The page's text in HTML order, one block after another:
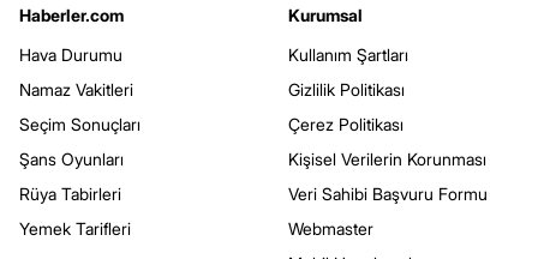
Haberler.com
Hava Durumu
Namaz Vakitleri
Seçim Sonuçları
Şans Oyunları
Rüya Tabirleri
Yemek Tarifleri
Kurumsal
Kullanım Şartları
Gizlilik Politikası
Çerez Politikası
Kişisel Verilerin Korunması
Veri Sahibi Başvuru Formu
Webmaster